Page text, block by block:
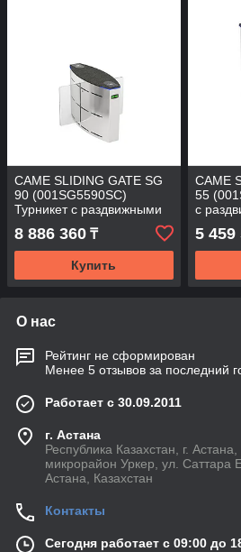
CAME SLIDING GATE SG
90 (001SG5590SC)
Турникет с раздвижными
8 886 360 ₸
Купить
CAME
55
с
5 459
О нас
Рейтинг не сформирован
Менее 5 отзывов за последний
Работает с 30.09.2011
г. Астана
Республика Казахстан, г.
микрорайон Уркер, ул. Саттара
Астана, Казахстан
Контакты
Сегодня работает с 09:00 до